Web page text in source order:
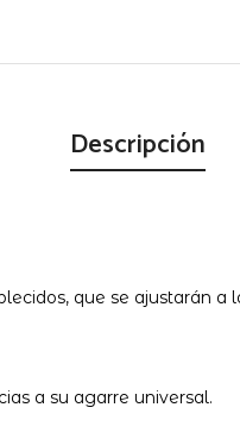
Descripción
que se ajustarán a
a su agarre universal.